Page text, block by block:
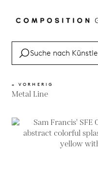
« VORHERIG
Metal Line